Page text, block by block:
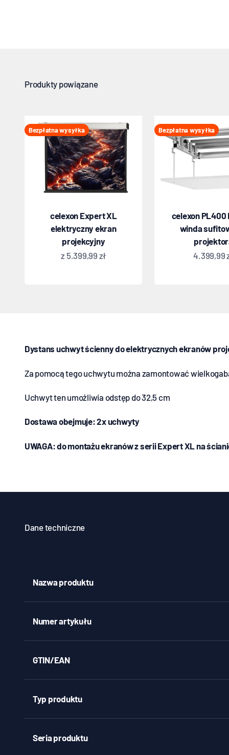
Bezpłatna wysyłka
celexon Expert XL
elektryczny ekran
projekcyjny
Oferta
z 5.399,99 zł
Bezpłatna wysyłka
celexon PL400
winda
Oferta
4.399,99
Dystans uchwyt ścienny do elektrycznych ekranów
Za pomocą tego uchwytu można zamontować
Uchwyt ten umożliwia odstęp do 32,5 cm
Dostawa obejmuje: 2x uchwyty
UWAGA: do montażu ekranów z serii Expert XL na
Dane techniczne
Nazwa produktu
Numer artykułu
GTIN/EAN
Typ produktu
Seria produktu